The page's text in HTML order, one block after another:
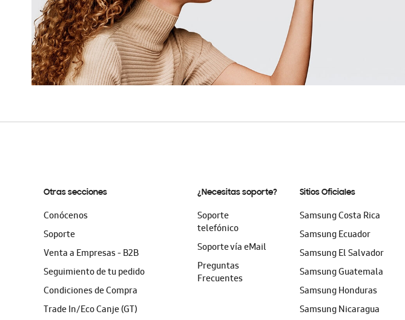
Otras secciones
Conócenos
Soporte
Venta a Empresas - B2B
Seguimiento de tu pedido
Condiciones de Compra
Trade In/Eco Canje (GT)
¿Necesitas soporte?
Soporte
telefónico
Soporte vía eMail
Preguntas
Frecuentes
Sitios Oficiales
Samsung Costa Rica
Samsung Ecuador
Samsung El Salvador
Samsung Guatemala
Samsung Honduras
Samsung Nicaragua